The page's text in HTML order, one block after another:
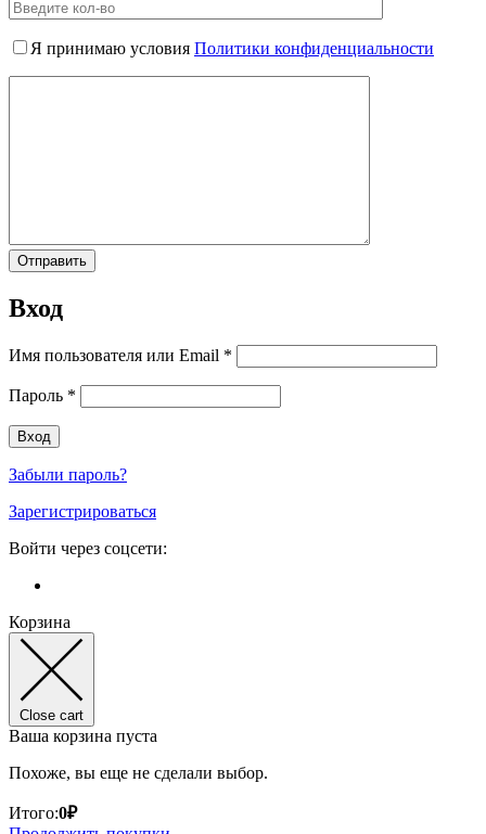
Я принимаю условия Политики конфиденциальности
Вход
Имя пользователя или Email *
Пароль *
Забыли пароль?
Зарегистрироваться
Войти через соцсети:
Корзина
Close cart
Ваша корзина пуста
Похоже, вы еще не сделали выбор.
Итого:0₽